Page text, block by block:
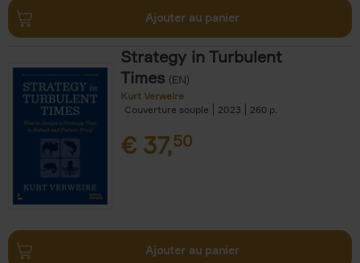
Ajouter au panier
Strategy in Turbulent
Times (EN)
Kurt Verweire
Couverture souple
2023 260
€ 37,50
Ajouter au panier